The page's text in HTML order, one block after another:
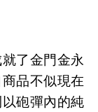
了金門金永
品不似現在
砲彈內的純